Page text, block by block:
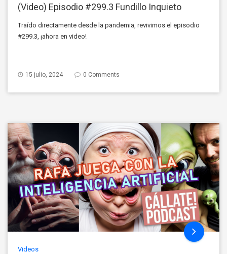
(Video) Episodio #299.3 Fundillo Inquieto
Traído directamente desde la pandemia, revivimos el episodio
#299.3, ¡ahora en video!
15 julio, 2024 0 Comments
Videos